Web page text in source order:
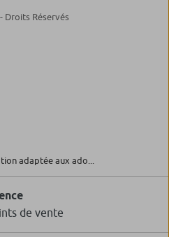
Droits Réservés
adaptée aux ado...
de vente